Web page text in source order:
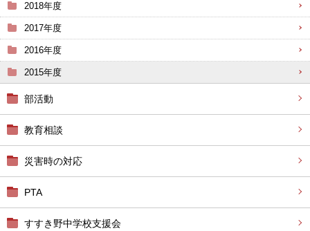
2018年度
2017年度
2016年度
2015年度
部活動
教育相談
災害時の対応
PTA
すすき野中学校支援会